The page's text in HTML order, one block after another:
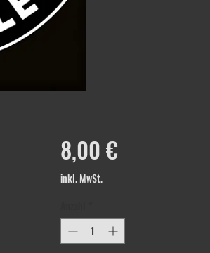
8,00 €Preis
inkl. MwSt.